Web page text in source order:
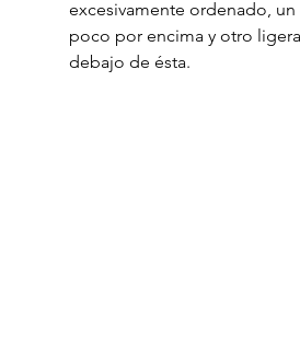
excesivamente ordenado, un
poco por encima y otro
debajo de ésta.